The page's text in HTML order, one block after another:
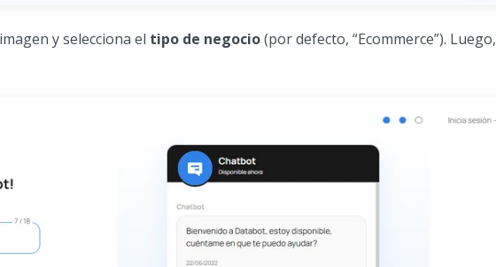
y selecciona el tipo de negocio(por defecto, “Ecommerce”). Luego,